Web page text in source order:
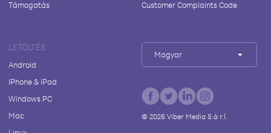
Támogatás
Customer Complaints Code
LETÖLTÉS
Android
iPhone & iPad
Windows PC
Mac
Magyar
© 2026Viber Media S.à r.l.